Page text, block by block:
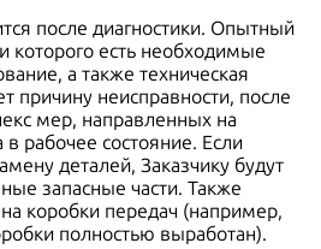
после диагностики. Опытный
которого есть необходимые
а также техническая
причину неисправности, после
мер, направленных на
рабочее состояние. Если
деталей, Заказчику будут
запасные части. Также
коробки передач (например,
полностью выработан).